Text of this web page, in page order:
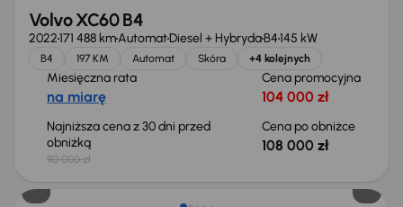
Volvo XC60 B4
2022171 488 kmAutomatDiesel + HybrydaB4145 kW
B4 197 KM Automat Skóra +4 kolejnych
Miesięczna rata
na miarę
Cena promocyjna
104 000 zł
Najniższa cena z 30 dni przed
obniżką
110 000 zł
Cena po obniżce
108 000 zł